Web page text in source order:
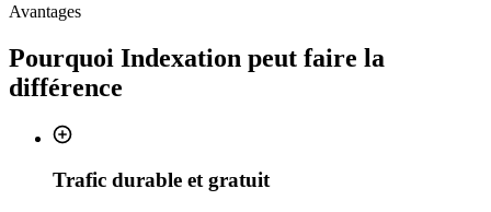
Avantages
Pourquoi Indexation peut faire la
différence
Trafic durable et gratuit